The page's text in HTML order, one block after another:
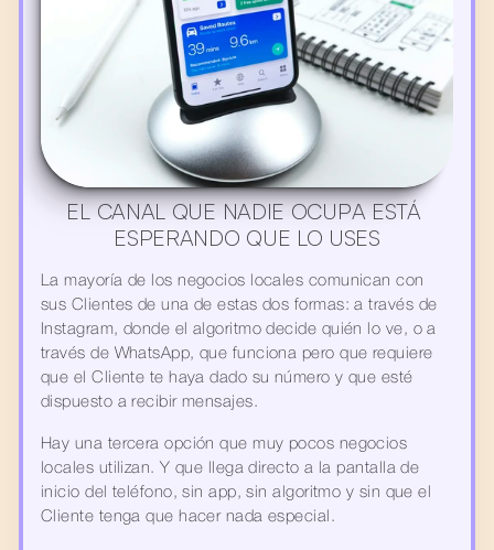
EL CANAL QUE NADIE OCUPA ESTÁ
ESPERANDO QUE LO USES
La mayoría de los negocios locales comunican con
sus Clientes de una de estas dos formas: a través de
Instagram, donde el algoritmo decide quién lo ve, o a
través de WhatsApp, que funciona pero que requiere
que el Cliente te haya dado su número y que esté
dispuesto a recibir mensajes.
Hay una tercera opción que muy pocos negocios
locales utilizan. Y que llega directo a la pantalla de
inicio del teléfono, sin app, sin algoritmo y sin que el
Cliente tenga que hacer nada especial.